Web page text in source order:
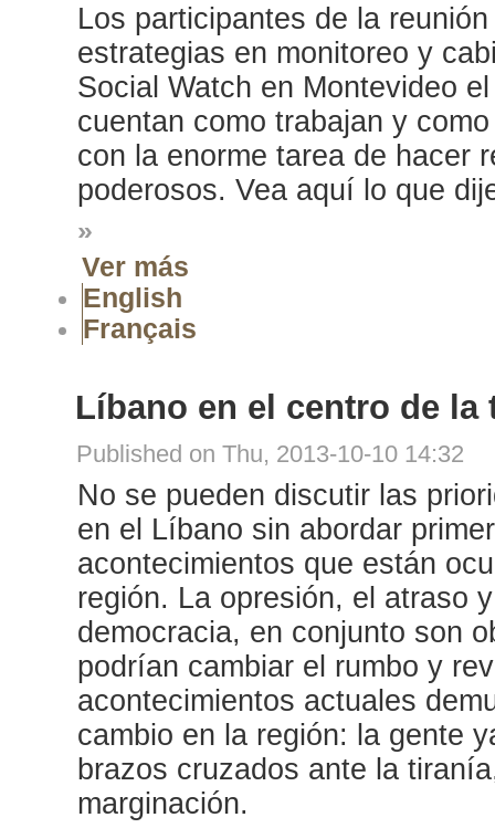
Los participantes de la
estrategias en monitoreo y
Social Watch en Montevideo
cuentan como trabajan y
con la enorme tarea de hacer
poderosos. Vea aquí lo que
»
Ver más
English
Français
Líbano en el centro de la
Published on Thu, 2013-10-10 14:32
No se pueden discutir las
en el Líbano sin abordar
acontecimientos que están
región. La opresión, el atraso
democracia, en conjunto son
podrían cambiar el rumbo y
acontecimientos actuales
cambio en la región: la gente
brazos cruzados ante la
marginación.